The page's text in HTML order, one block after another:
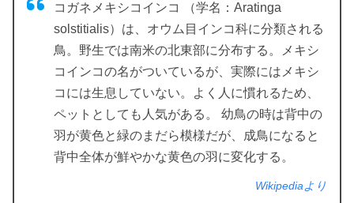
コガネメキシコインコ （学名：Aratinga
solstitialis）は、オウム目インコ科に分類される
鳥。野生では南米の北東部に分布する。メキシ
コインコの名がついているが、実際にはメキシ
コには生息していない。よく人に慣れるため、
ペットとしても人気がある。 幼鳥の時は背中の
羽が黄色と緑のまだら模様だが、成鳥になると
背中全体が鮮やかな黄色の羽に変化する。
Wikipediaより